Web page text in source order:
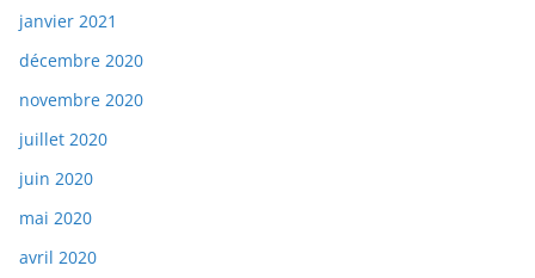
janvier 2021
décembre 2020
novembre 2020
juillet 2020
juin 2020
mai 2020
avril 2020